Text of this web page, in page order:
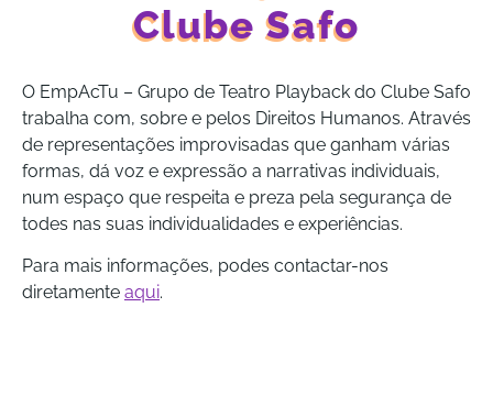
Clube Safo
O EmpAcTu – Grupo de Teatro Playback do Clube Safo
trabalha com, sobre e pelos Direitos Humanos. Através
de representações improvisadas que ganham várias
formas, dá voz e expressão a narrativas individuais,
num espaço que respeita e preza pela segurança de
todes nas suas individualidades e experiências.
Para mais informações, podes contactar-nos
diretamente aqui.